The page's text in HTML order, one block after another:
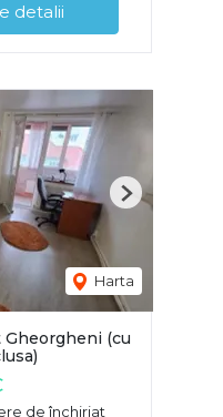
detalii
Harta
Next
(cu
de închiriat